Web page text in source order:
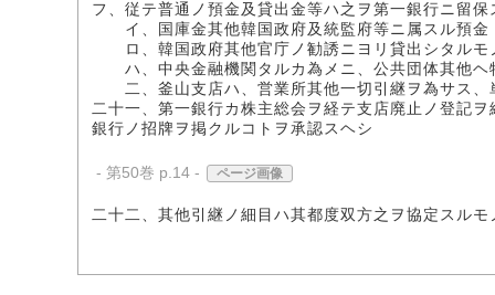
フ、従テ普通ノ預金及貸出金等ハ之ヲ第一銀行ニ留
イ、国庫金其他韓国政府及統監府等ニ属スル預金
ロ、韓国政府其他官庁ノ勧誘ニヨリ貸出シタルモ
ハ、中央金融機関タルカ為メニ、公共団体其他ヘ
二、釜山支店ハ、営業所其他一切引継ヲ為サス、
二十一、第一銀行カ株主総会ヲ経テ支店廃止ノ登記
銀行ノ招牌ヲ掲クルコトヲ承認スヘシ
- 第50巻 p.14 - ページ画像
二十二、其他引継ノ細目ハ其都度双方之ヲ協定スルモ